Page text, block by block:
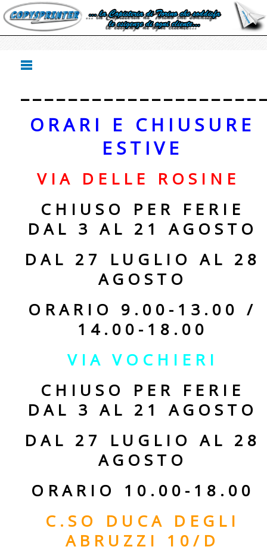
ORARI E CHIUSURE
ESTIVE
VIA DELLE ROSINE
CHIUSO PER FERIE
DAL 3 AL 21 AGOSTO
DAL 27 LUGLIO AL 28
AGOSTO
ORARIO 9.00-13.00 /
14.00-18.00
VIA VOCHIERI
CHIUSO PER FERIE
DAL 3 AL 21 AGOSTO
DAL 27 LUGLIO AL 28
AGOSTO
ORARIO 10.00-18.00
C.SO DUCA DEGLI
ABRUZZI 10/D